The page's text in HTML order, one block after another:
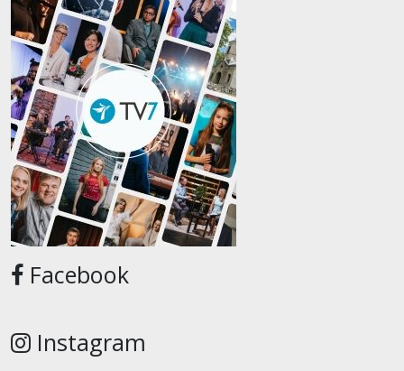
Facebook
Instagram